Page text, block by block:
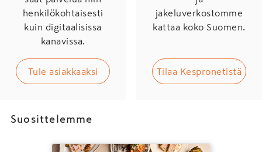
henkilökohtaisesti
kuin digitaalisissa
kanavissa.
Tule asiakkaaksi
jakeluverkostomme
kattaa koko Suomen.
Tilaa Kespronetistä
Suosittelemme